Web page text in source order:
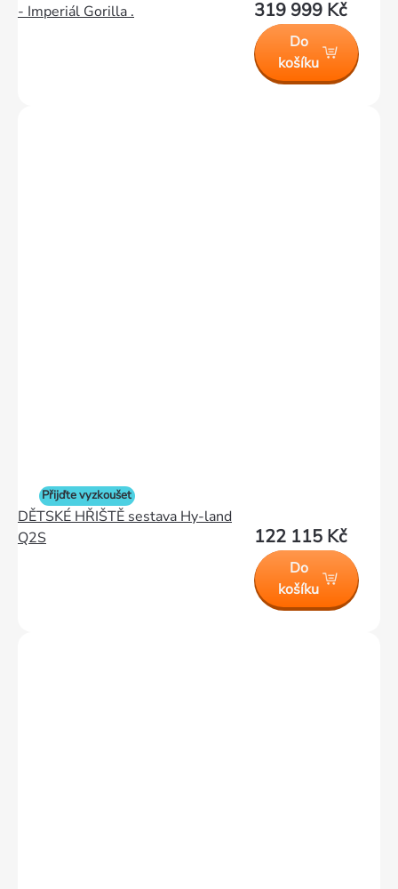
- Imperiál Gorilla . 319 999 Kč
Do
košíku
Přijďte vyzkoušet
DĚTSKÉ HŘIŠTĚ sestava Hy-land
Q2S
122 115 Kč
Do
košíku